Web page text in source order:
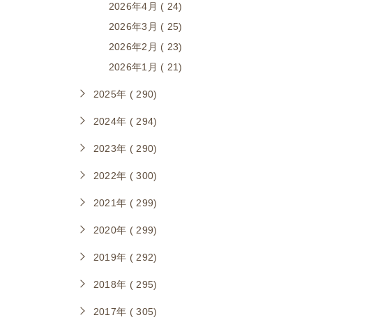
2026年4月 ( 24)
2026年3月 ( 25)
2026年2月 ( 23)
2026年1月 ( 21)
2025年 ( 290)
2024年 ( 294)
2023年 ( 290)
2022年 ( 300)
2021年 ( 299)
2020年 ( 299)
2019年 ( 292)
2018年 ( 295)
2017年 ( 305)